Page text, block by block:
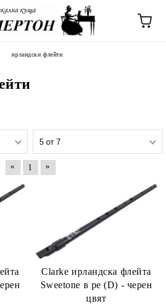
ирландски флейти
« 1 »
Clarke ирландска флейта
Sweetone в ре (D) - черен
цвят